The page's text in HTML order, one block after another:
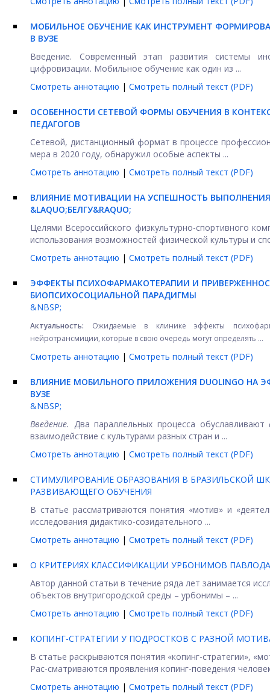
МОБИЛЬНОЕ ОБУЧЕНИЕ КАК ИНСТРУМЕНТ
В ВУЗЕ
Введение. Современный этап развития системы
цифровизации. Мобильное обучение как один из ...
Смотреть аннотацию | Смотреть полный текст (PDF)
ОСОБЕННОСТИ СЕТЕВОЙ ФОРМЫ ОБУЧЕНИЯ В
ПЕДАГОГОВ
Сетевой, дистанционный формат в процессе
мера в 2020 году, обнаружил особые аспекты ...
Смотреть аннотацию | Смотреть полный текст (PDF)
ВЛИЯНИЕ МОТИВАЦИИ НА УСПЕШНОСТЬ
&LAQUO;БЕЛГУ&RAQUO;
Целями Всероссийского физкультурно-спортивного
использования возможностей физической культуры и
Смотреть аннотацию | Смотреть полный текст (PDF)
ЭФФЕКТЫ ПСИХОФАРМАКОТЕРАПИИ И
БИОПСИХОСОЦИАЛЬНОЙ ПАРАДИГМЫ
&NBSP;
Актуальность: Ожидаемые в клинике эффекты
нейротрансмиции, которые в свою очередь могут определять ...
Смотреть аннотацию | Смотреть полный текст (PDF)
ВЛИЯНИЕ МОБИЛЬНОГО ПРИЛОЖЕНИЯ DUOLINGO
ВУЗЕ
&NBSP;
Введение. Два параллельных процесса обуславливают
взаимодействие с культурами разных стран и ...
Смотреть аннотацию | Смотреть полный текст (PDF)
СТИМУЛИРОВАНИЕ ОБРАЗОВАНИЯ В БРАЗИЛЬСКОЙ
РАЗВИВАЮЩЕГО ОБУЧЕНИЯ
В статье рассматриваются понятия «мотив» и
исследования дидактико-созидательного ...
Смотреть аннотацию | Смотреть полный текст (PDF)
О КРИТЕРИЯХ КЛАССИФИКАЦИИ УРБОНИМОВ
Автор данной статьи в течение ряда лет занимается
объектов внутригородской среды – урбонимы – ...
Смотреть аннотацию | Смотреть полный текст (PDF)
КОПИНГ-СТРАТЕГИИ У ПОДРОСТКОВ С РАЗНОЙ
В статье раскрываются понятия «копинг-стратегии»,
Рас-сматриваются проявления копинг-поведения
Смотреть аннотацию | Смотреть полный текст (PDF)